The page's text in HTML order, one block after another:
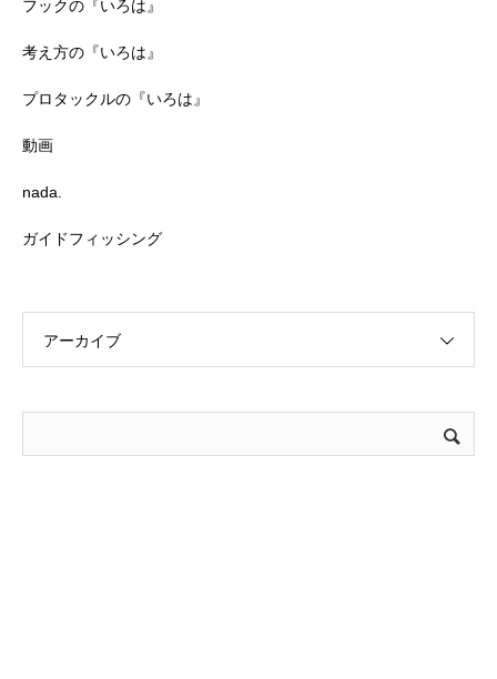
フックの『いろは』
考え方の『いろは』
プロタックルの『いろは』
動画
nada.
ガイドフィッシング
アーカイブ